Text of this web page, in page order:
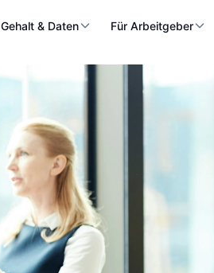
Gehalt & Daten Für Arbeitgeber